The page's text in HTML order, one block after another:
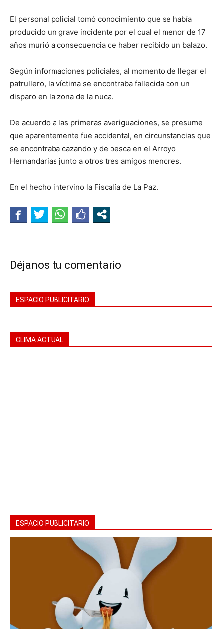
El personal policial tomó conocimiento que se había
producido un grave incidente por el cual el menor de 17
años murió a consecuencia de haber recibido un balazo.
Según informaciones policiales, al momento de llegar el
patrullero, la víctima se encontraba fallecida con un
disparo en la zona de la nuca.
De acuerdo a las primeras averiguaciones, se presume
que aparentemente fue accidental, en circunstancias que
se encontraba cazando y de pesca en el Arroyo
Hernandarias junto a otros tres amigos menores.
En el hecho intervino la Fiscalía de La Paz.
Déjanos tu comentario
ESPACIO PUBLICITARIO
CLIMA ACTUAL
ESPACIO PUBLICITARIO